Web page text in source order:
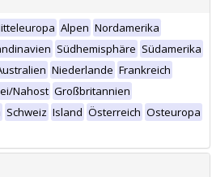
Alpen Nordamerika
Südhemisphäre Südamerika
Niederlande Frankreich
Nahost Großbritannien
Schweiz Island Österreich Osteuropa